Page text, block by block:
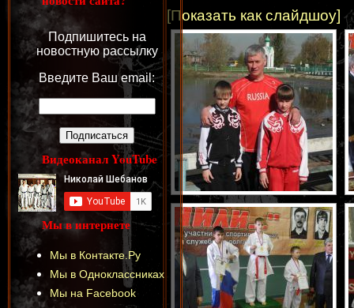
[Показать как слайдшоу]
Подпишитесь на
новостную рассылку
Введите Ваш email:
Видеоканал YouTube
Мы в интернете
Мы в Контакте.Ру
Мы в Одноклассниках
Мы на Facebook